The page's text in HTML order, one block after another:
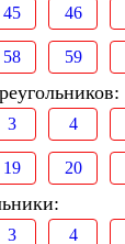
45 46
58 59
3 4
19 20
3 4